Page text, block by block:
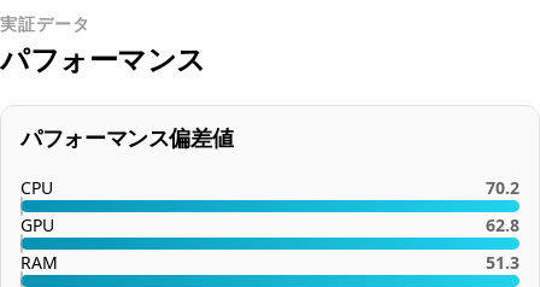
実証データ
パフォーマンス
パフォーマンス偏差値
CPU
70.2
GPU
62.8
RAM
51.3